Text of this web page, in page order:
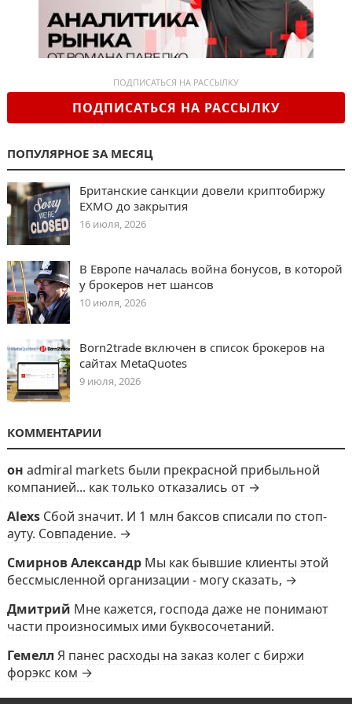
ПОДПИСАТЬСЯ НА РАССЫЛКУ
ПОДПИСАТЬСЯ НА РАССЫЛКУ
ПОПУЛЯРНОЕ ЗА МЕСЯЦ
Британские санкции довели криптобиржу
EXMO до закрытия
16 июля, 2026
В Европе началась война бонусов, в которой
у брокеров нет шансов
10 июля, 2026
Born2trade включен в список брокеров на
сайтах MetaQuotes
9 июля, 2026
КОММЕНТАРИИ
он admiral markets были прекрасной прибыльной
компанией... как только отказались от →
Alexs Сбой значит. И 1 млн баксов списали по стоп-
ауту. Совпадение. →
Смирнов Александр Мы как бывшие клиенты этой
бессмысленной организации - могу сказать, →
Дмитрий Мне кажется, господа даже не понимают
части произносимых ими буквосочетаний.
Гемелл Я панес расходы на заказ колег с биржи
форэкс ком →